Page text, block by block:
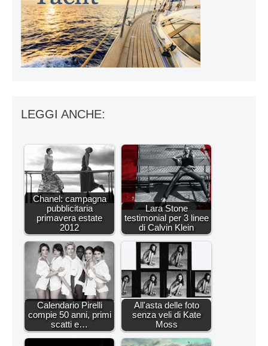
LEGGI ANCHE:
Chanel: campagna
pubblicitaria
primavera estate
2012
Lara Stone
testimonial per 3 linee
di Calvin Klein
Calendario Pirelli
compie 50 anni, primi
scatti e…
All'asta delle foto
senza veli di Kate
Moss